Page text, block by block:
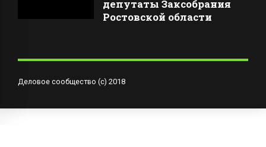
депутаты Заксобрания
Ростовской области
Деловое сообщество (с) 2018